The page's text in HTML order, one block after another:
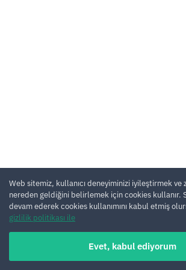
Web sitemiz, kullanıcı deneyiminizi iyileştirmek
nereden geldiğini belirlemek için cookies kullanır.
devam ederek cookies kullanımını kabul etmiş
gizlilik politikası ile
Evet, kabul ediyorum